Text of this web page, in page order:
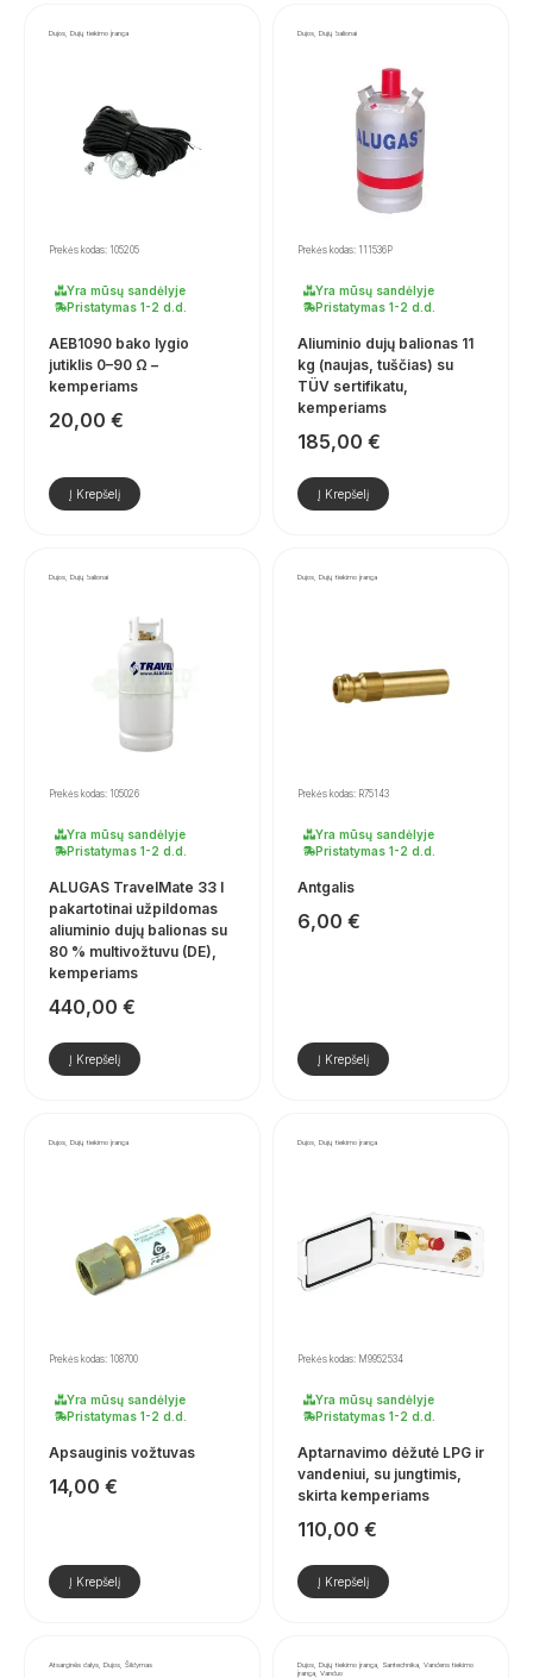
Dujos, Dujų tiekimo įranga
Prekės kodas: 105205
Yra mūsų sandėlyje
Pristatymas 1-2 d.d.
AEB1090 bako lygio
jutiklis 0–90 Ω –
kemperiams
20,00 €
Į Krepšelį
Dujos, Dujų balionai
Prekės kodas: 111536P
Yra mūsų sandėlyje
Pristatymas 1-2 d.d.
Aliuminio dujų balionas 11
kg (naujas, tuščias) su
TÜV sertifikatu,
kemperiams
185,00 €
Į Krepšelį
Dujos, Dujų balionai
Prekės kodas: 105026
Yra mūsų sandėlyje
Pristatymas 1-2 d.d.
ALUGAS TravelMate 33 l
pakartotinai užpildomas
aliuminio dujų balionas su
80 % multivožtuvu (DE),
kemperiams
440,00 €
Į Krepšelį
Dujos, Dujų tiekimo įranga
Prekės kodas: R75143
Yra mūsų sandėlyje
Pristatymas 1-2 d.d.
Antgalis
6,00 €
Į Krepšelį
Dujos, Dujų tiekimo įranga
Prekės kodas: 108700
Yra mūsų sandėlyje
Pristatymas 1-2 d.d.
Apsauginis vožtuvas
14,00 €
Į Krepšelį
Dujos, Dujų tiekimo įranga
Prekės kodas: M9952534
Yra mūsų sandėlyje
Pristatymas 1-2 d.d.
Aptarnavimo dėžutė LPG ir
vandeniui, su jungtimis,
skirta kemperiams
110,00 €
Į Krepšelį
Atsarginės dalys, Dujos, Šildymas
Dujos, Dujų tiekimo įranga, Santechnika, Vandens tiekimo
įranga, Vanduo